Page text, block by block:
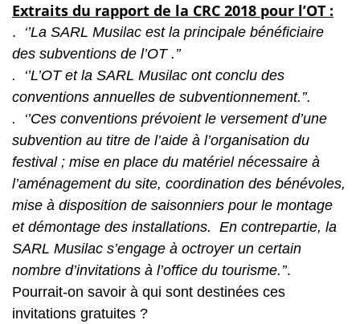
Extraits du rapport de la CRC 2018 pour l’OT :
. ‘’La SARL Musilac est la principale bénéficiaire
des subventions de l’OT .’’
. ‘’L’OT et la SARL Musilac ont conclu des
conventions annuelles de subventionnement.’’.
. ‘’Ces conventions prévoient le versement d’une
subvention au titre de l’aide à l’organisation du
festival ; mise en place du matériel nécessaire à
l’aménagement du site, coordination des bénévoles,
mise à disposition de saisonniers pour le montage
et démontage des installations. En contrepartie, la
SARL Musilac s’engage à octroyer un certain
nombre d’invitations à l’office du tourisme.’’.
Pourrait-on savoir à qui sont destinées ces
invitations gratuites ?